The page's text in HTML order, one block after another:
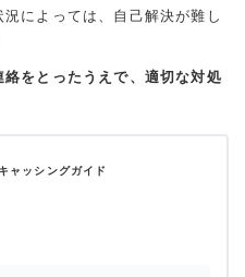
によっては、自己解決が難し
絡をとったうえで、適切な対処
ャッシングガイド